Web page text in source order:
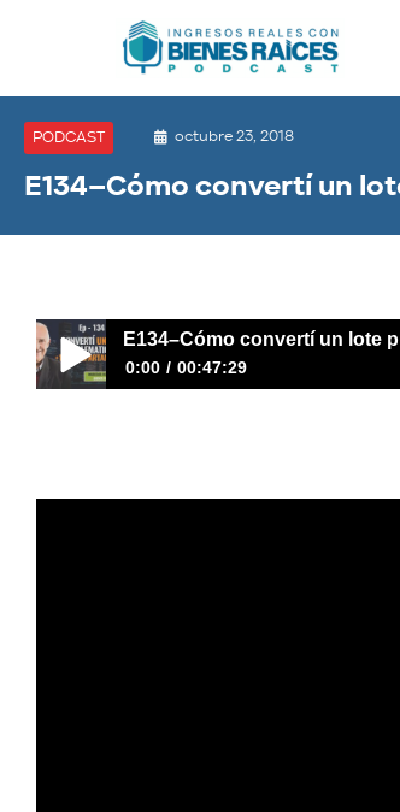
PODCAST octubre 23, 2018
E134–Cómo convertí un
E134–Cómo convertí un lote
0:00 00:47:29